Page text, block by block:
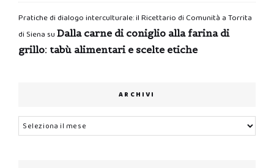
Pratiche di dialogo interculturale: il Ricettario di Comunità a Torrita
di Siena su Dalla carne di coniglio alla farina di
grillo: tabù alimentari e scelte etiche
ARCHIVI
Archivi